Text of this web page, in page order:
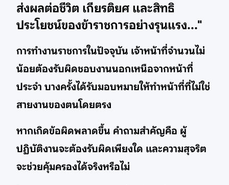
ส่งผลต่อชีวิต เกียรติยศ และสิทธิ
ประโยชน์ของข้าราชการอย่างรุนแรง..."
การทำงานราชการในปัจจุบัน เจ้าหน้าที่จำนวนไม่
น้อยต้องรับผิดชอบงานนอกเหนือจากหน้าที่
ประจำ บางครั้งได้รับมอบหมายให้ทำหน้าที่ที่ไม่ใช่
สายงานของตนโดยตรง
หากเกิดข้อผิดพลาดขึ้น คำถามสำคัญคือ ผู้
ปฏิบัติงานจะต้องรับผิดเพียงใด และความสุจริต
จะช่วยคุ้มครองได้จริงหรือไม่